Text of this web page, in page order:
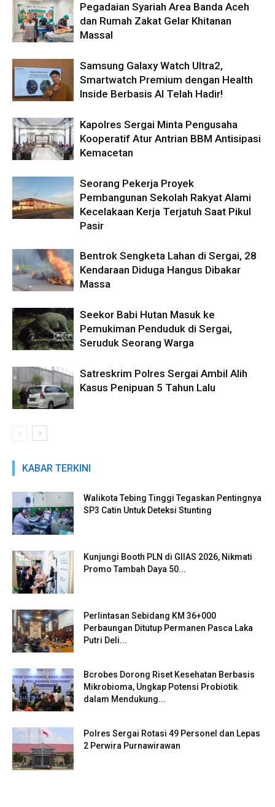
Pegadaian Syariah Area Banda Aceh
dan Rumah Zakat Gelar Khitanan
Massal
Samsung Galaxy Watch Ultra2,
Smartwatch Premium dengan Health
Inside Berbasis AI Telah Hadir!
Kapolres Sergai Minta Pengusaha
Kooperatif Atur Antrian BBM Antisipasi
Kemacetan
Seorang Pekerja Proyek
Pembangunan Sekolah Rakyat Alami
Kecelakaan Kerja Terjatuh Saat Pikul
Pasir
Bentrok Sengketa Lahan di Sergai, 28
Kendaraan Diduga Hangus Dibakar
Massa
Seekor Babi Hutan Masuk ke
Pemukiman Penduduk di Sergai,
Seruduk Seorang Warga
Satreskrim Polres Sergai Ambil Alih
Kasus Penipuan 5 Tahun Lalu
KABAR TERKINI
Walikota Tebing Tinggi Tegaskan Pentingnya
SP3 Catin Untuk Deteksi Stunting
Kunjungi Booth PLN di GIIAS 2026, Nikmati
Promo Tambah Daya 50...
Perlintasan Sebidang KM 36+000
Perbaungan Ditutup Permanen Pasca Laka
Putri Deli...
Bcrobes Dorong Riset Kesehatan Berbasis
Mikrobioma, Ungkap Potensi Probiotik
dalam Mendukung...
Polres Sergai Rotasi 49 Personel dan Lepas
2 Perwira Purnawirawan